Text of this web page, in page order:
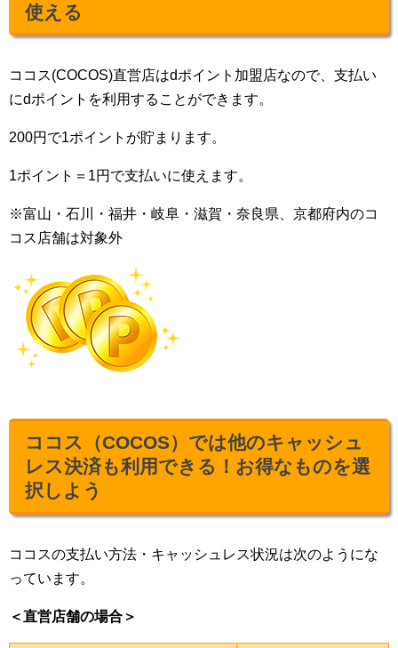
使える
ココス(COCOS)直営店はdポイント加盟店なので、支払い
にdポイントを利用することができます。
200円で1ポイントが貯まります。
1ポイント＝1円で支払いに使えます。
※富山・石川・福井・岐阜・滋賀・奈良県、京都府内のコ
コス店舗は対象外
ココス（COCOS）では他のキャッシュ
レス決済も利用できる！お得なものを選
択しよう
ココスの支払い方法・キャッシュレス状況は次のようにな
っています。
＜直営店舗の場合＞